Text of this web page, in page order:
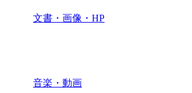
文書・画像・HP
音楽・動画